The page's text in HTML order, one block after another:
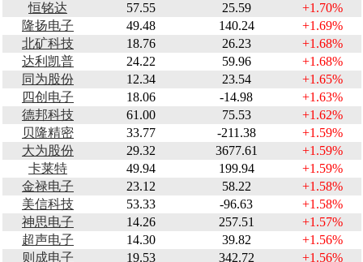
恒铭达
57.55 25.59
+1.70%
隆扬电子
49.48 140.24
+1.69%
北矿科技
18.76 26.23
+1.68%
达利凯普
24.22 59.96
+1.68%
同为股份
12.34 23.54
+1.65%
四创电子
18.06 -14.98
+1.63%
德邦科技
61.00 75.53
+1.62%
贝隆精密
33.77 -211.38
+1.59%
大为股份
29.32 3677.61
+1.59%
卡莱特
49.94 199.94
+1.59%
金禄电子
23.12 58.22
+1.58%
美信科技
53.33 -96.63
+1.58%
神思电子
14.26 257.51
+1.57%
超声电子
14.30 39.82
+1.56%
则成电子
19.53 342.72
+1.56%